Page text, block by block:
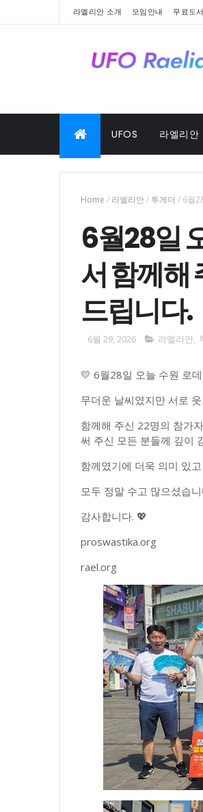
라엘리안 소개 모임안내 무료도서
UFOS 라엘리안
Home / 라엘리안/ 투게더 / 6월
6월28일
서 함께해
드립니다.
6월 29, 2026 라엘리안,
💛 6월28일 오늘 수원 로
무더운 날씨였지만 서로
함께해 주신 22명의 참가
써 주신 모든 분들께 깊이
함께였기에 더욱 의미 있
모두 정말 수고 많으셨습니
감사합니다. 💖
proswastika.org
rael.org